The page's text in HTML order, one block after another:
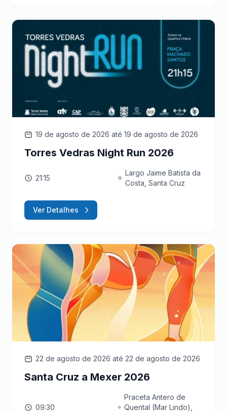
19 de agosto de 2026 até 19 de agosto de 2026
Torres Vedras Night Run 2026
21:15
Largo Jaime Batista da
Costa, Santa Cruz
Ver Detalhes
22 de agosto de 2026 até 22 de agosto de 2026
Santa Cruz a Mexer 2026
09:30
Praceta Antero de
Quental (Mar Lindo),